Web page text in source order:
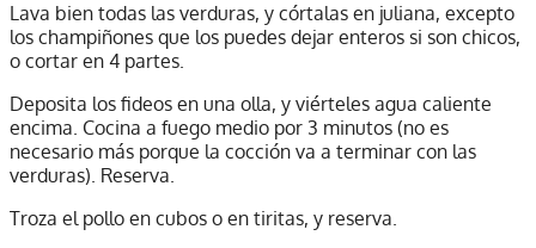
Lava bien todas las verduras, y córtalas en juliana, excepto
los champiñones que los puedes dejar enteros si son chicos,
o cortar en 4 partes.
Deposita los fideos en una olla, y viérteles agua caliente
encima. Cocina a fuego medio por 3 minutos (no es
necesario más porque la cocción va a terminar con las
verduras). Reserva.
Troza el pollo en cubos o en tiritas, y reserva.